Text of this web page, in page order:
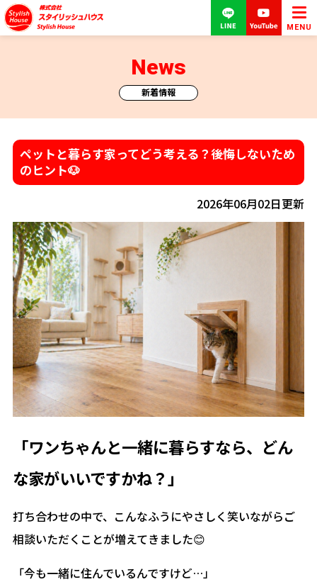
MENU
新着情報
News
ペットと暮らす家ってどう考える？後悔しないため
のヒント🐶
2026年06月02日更新
「ワンちゃんと一緒に暮らすなら、どん
な家がいいですかね？」
打ち合わせの中で、こんなふうにやさしく笑いながらご
相談いただくことが増えてきました😊
「今も一緒に住んでいるんですけど…」